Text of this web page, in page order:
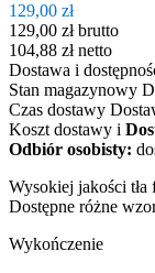
129,00 zł
129,00 zł brutto
104,88 zł netto
Dostawa i
Stan magazynowy
Czas dostawy
Koszt dostawy i
Odbiór osobisty:
Wysokiej jakości tła
Dostępne różne
Wykończenie